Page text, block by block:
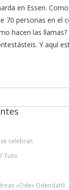
en Essen.
70 personas en el
hacen las
Y aquí
celebran
Tuits
«Ode» Odendahl!